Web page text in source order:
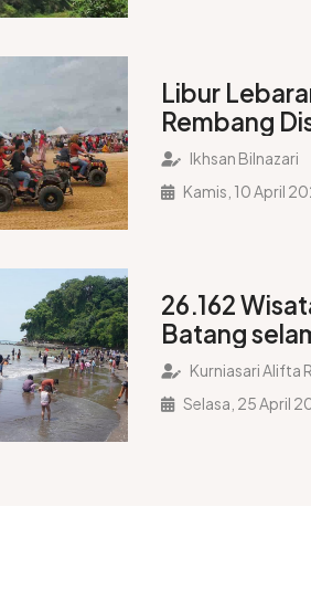
Libur
Rembang
Lebih
Ikhsan Bilnazari
Kamis, 10 April
26.162
Batang
Lebaran
Kurniasari Alifta
Selasa, 25 April